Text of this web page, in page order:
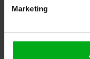
Marketing